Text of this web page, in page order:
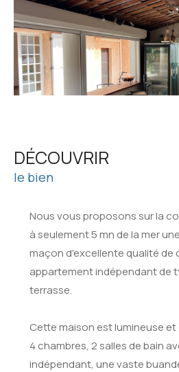
DÉCOUVRIR
le bien
Nous vous proposons sur la
à seulement 5 mn de la mer
maçon d'excellente qualité
appartement indépendant de
terrasse.
Cette maison est lumineuse
4 chambres, 2 salles de bain
indépendant, une vaste